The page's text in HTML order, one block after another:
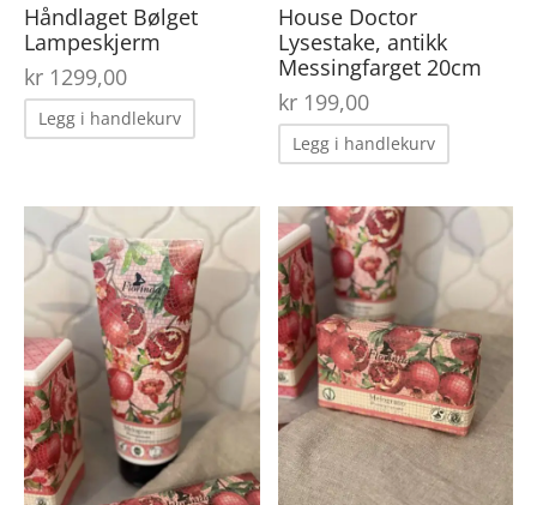
Håndlaget Bølget
Lampeskjerm
kr 1299,00
Legg i handlekurv
House Doctor
Lysestake, antikk
Messingfarget 20cm
kr199,00
Legg i handlekurv